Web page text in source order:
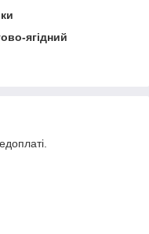
ягідний